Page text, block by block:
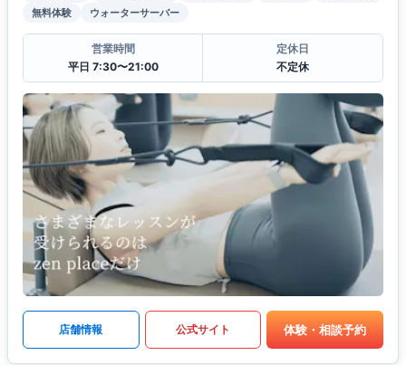
無料体験
ウォーターサーバー
営業時間
平日 7:30〜21:00
定休日
不定休
店舗情報 公式サイト 体験・相談予約